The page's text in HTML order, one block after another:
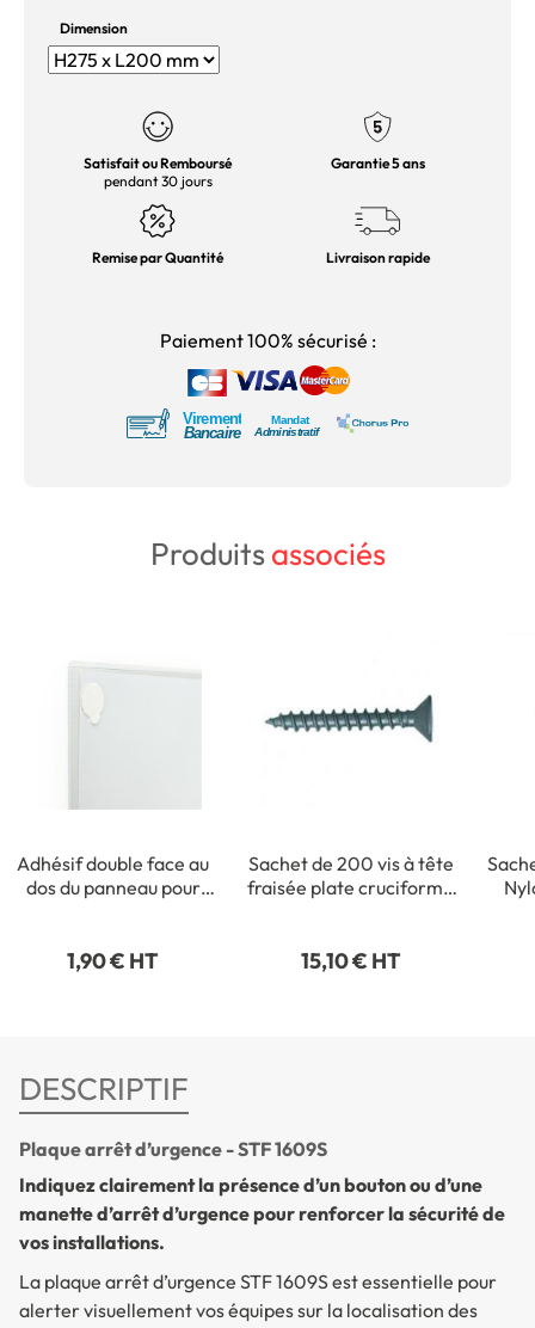
Dimension
Satisfait ou Remboursé
pendant 30 jours
Garantie 5 ans
Remise par Quantité Livraison rapide
Paiement 100% sécurisé :
Produitsassociés
Adhésif double face au
dos du panneau pour
1,90 € HT
Sachet de 200 vis à tête
fraisée plate cruciforme
15,10 € HT
DESCRIPTIF
Plaque arrêt d’urgence - STF 1609S
Indiquez clairement la présence d’un bouton ou d’une
manette d’arrêt d’urgence pour renforcer la sécurité de
vos installations.
La plaque arrêt d’urgence STF 1609S est essentielle pour
alerter visuellement vos équipes sur la localisation des